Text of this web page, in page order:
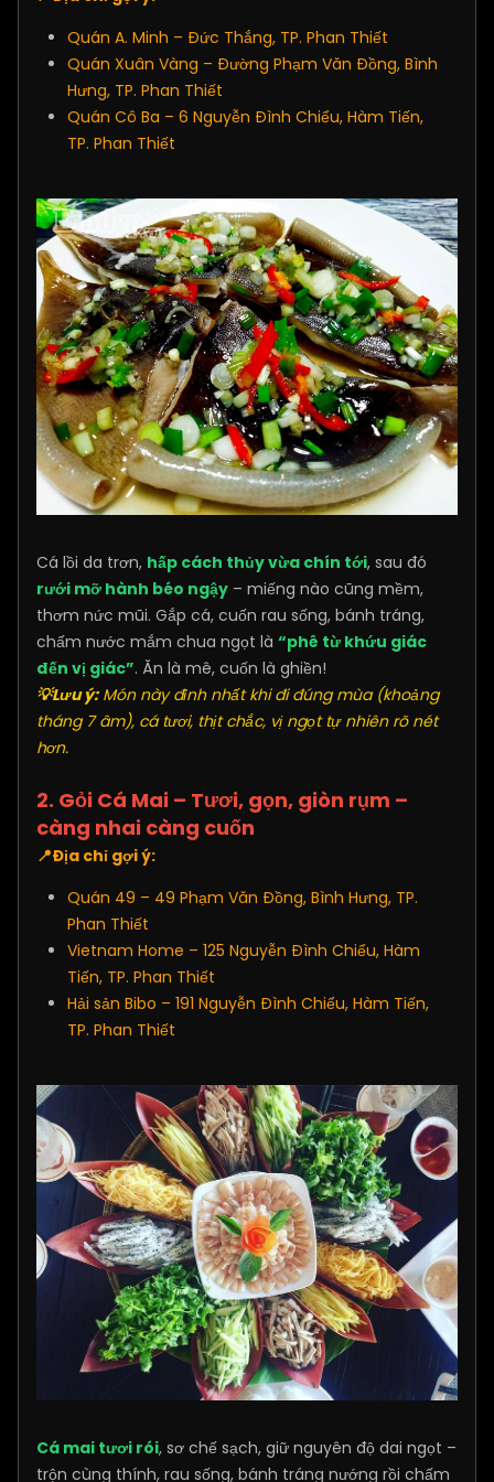
Quán A. Minh – Đức Thắng, TP. Phan Thiết
Quán Xuân Vàng – Đường Phạm Văn Đồng, Bình
Hưng, TP. Phan Thiết
Quán Cô Ba – 6 Nguyễn Đình Chiểu, Hàm Tiến,
TP. Phan Thiết
Cá lồi da trơn, hấp cách thủy vừa chín tới, sau đó
rưới mỡ hành béo ngậy – miếng nào cũng mềm,
thơm nức mũi. Gắp cá, cuốn rau sống, bánh tráng,
chấm nước mắm chua ngọt là “phê từ khứu giác
đến vị giác”. Ăn là mê, cuốn là ghiền!
💡Lưu ý:Món này đỉnh nhất khi đi đúng mùa (khoảng
tháng 7 âm), cá tươi, thịt chắc, vị ngọt tự nhiên rõ nét
hơn.
2. Gỏi Cá Mai – Tươi, gọn, giòn rụm –
càng nhai càng cuốn
📍Địa chỉ gợi ý:
Quán 49 – 49 Phạm Văn Đồng, Bình Hưng, TP.
Phan Thiết
Vietnam Home – 125 Nguyễn Đình Chiểu, Hàm
Tiến, TP. Phan Thiết
Hải sản Bibo – 191 Nguyễn Đình Chiểu, Hàm Tiến,
TP. Phan Thiết
Cá mai tươi rói, sơ chế sạch, giữ nguyên độ dai ngọt –
trộn cùng thính, rau sống, bánh tráng nướng rồi chấm